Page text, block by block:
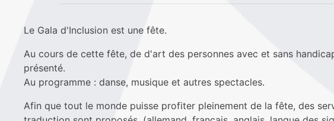
Le Gala d'Inclusion est une fête.
Au cours de cette fête, de d'art des personnes avec et sans
présenté.
Au programme : danse, musique et autres spectacles.
Afin que tout le monde puisse profiter pleinement de la fête, des